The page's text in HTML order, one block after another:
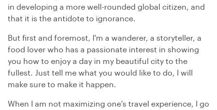
in developing a more well-rounded global citizen, and
that it is the antidote to ignorance.
But first and foremost, I'm a wanderer, a storyteller, a
food lover who has a passionate interest in showing
you how to enjoy a day in my beautiful city to the
fullest. Just tell me what you would like to do, I will
make sure to make it happen.
When I am not maximizing one's travel experience, I go